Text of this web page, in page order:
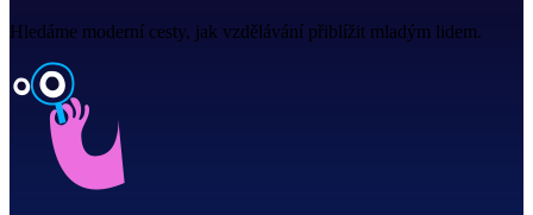
Hledáme moderní cesty, jak vzdělávání přiblížit mladým lidem.